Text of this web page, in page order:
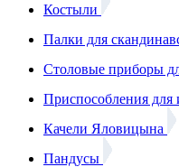
Костыли
Палки для
Столовые приборы
Приспособления для
Качели Яловицына
Пандусы